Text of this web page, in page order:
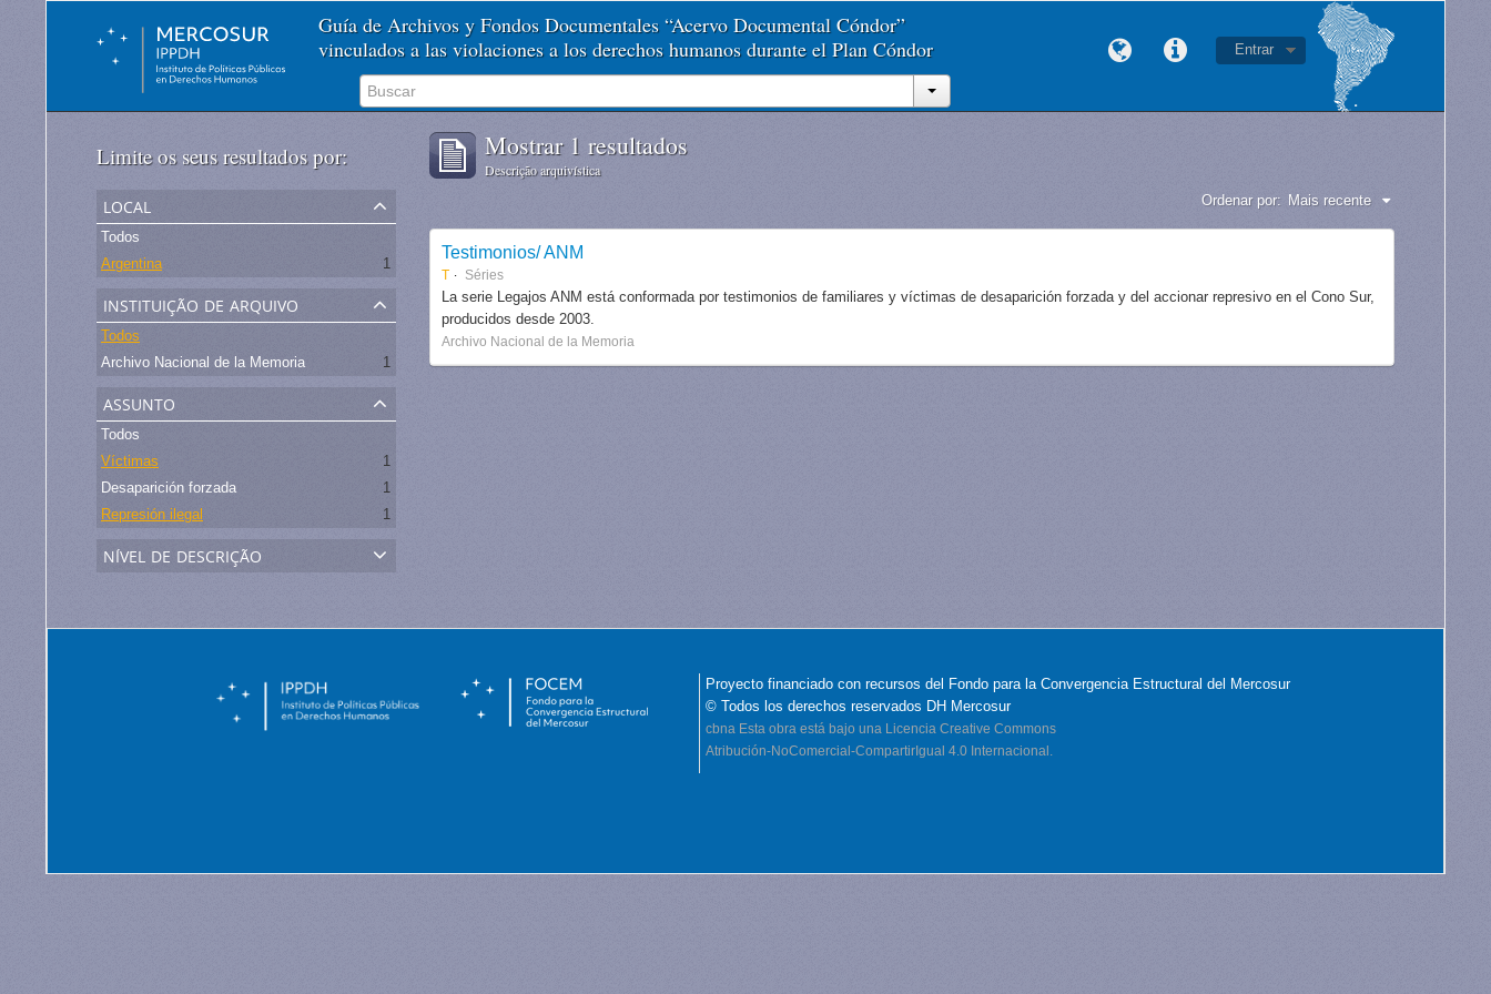
Guía de Archivos y Fondos Documentales “Acervo Documental Cóndor”
vinculados a las violaciones a los derechos humanos durante el Plan Cóndor
Entrar
Limite os seus resultados por:
local
Todos
Argentina
1
instituição de arquivo
Todos
Archivo Nacional de la Memoria
1
assunto
Todos
Víctimas
1
Desaparición forzada
1
Represión ilegal
1
nível de descrição
Mostrar 1 resultados
Descrição arquivística
Ordenar por: Mais recente
Testimonios/ ANM
T Séries
La serie Legajos ANM está conformada por testimonios de familiares y víctimas de desaparición forzada y del accionar represivo en el Cono Sur,
producidos desde 2003.
Archivo Nacional de la Memoria
Proyecto financiado con recursos del Fondo para la Convergencia Estructural del Mercosur
© Todos los derechos reservados DH Mercosur
cbna Esta obra está bajo una Licencia Creative Commons
Atribución-NoComercial-CompartirIgual 4.0 Internacional.